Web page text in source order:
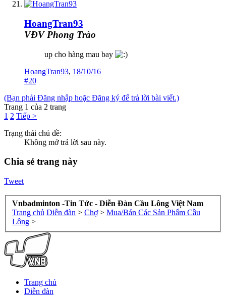
HoangTran93
VĐV Phong Trào
up cho hàng mau bay
HoangTran93, 18/10/16
#20
(Bạn phải Đăng nhập hoặc Đăng ký để trả lời bài viết.)
Trang 1 của 2 trang
1 2 Tiếp >
Trạng thái chủ đề:
Không mở trả lời sau này.
Chia sẻ trang này
Tweet
Vnbadminton -Tin Tức - Diễn Đàn Cầu Lông Việt Nam
Trang chủ Diễn đàn > Chợ > Mua/Bán Các Sản Phẩm Cầu
Lông >
Trang chủ
Diễn đàn